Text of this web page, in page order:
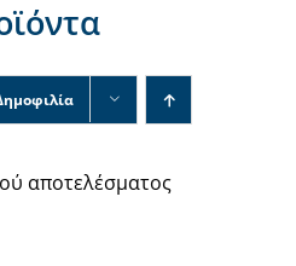
αποτελέσματος